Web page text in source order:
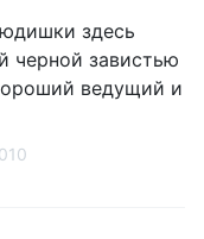
здесь
черной завистью
ведущий и